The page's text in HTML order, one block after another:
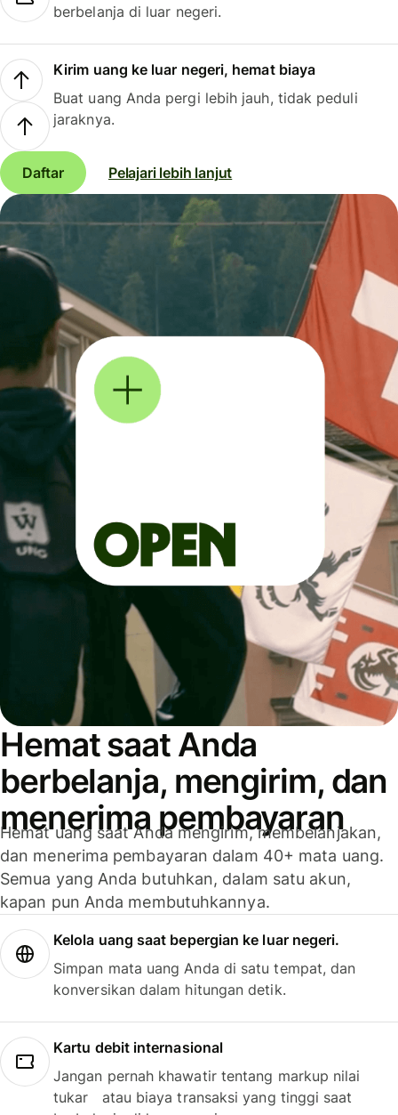
berbelanja di luar negeri.
Kirim uang ke luar negeri, hemat biaya
Buat uang Anda pergi lebih jauh, tidak peduli
jaraknya.
Daftar Pelajari lebih lanjut
Hemat saat Anda
berbelanja, mengirim, dan
menerima pembayaran
Hemat uang saat Anda mengirim, membelanjakan,
dan menerima pembayaran dalam 40+ mata uang.
Semua yang Anda butuhkan, dalam satu akun,
kapan pun Anda membutuhkannya.
Kelola uang saat bepergian ke luar negeri.
Simpan mata uang Anda di satu tempat, dan
konversikan dalam hitungan detik.
Kartu debit internasional
Jangan pernah khawatir tentang markup nilai
tukar atau biaya transaksi yang tinggi saat